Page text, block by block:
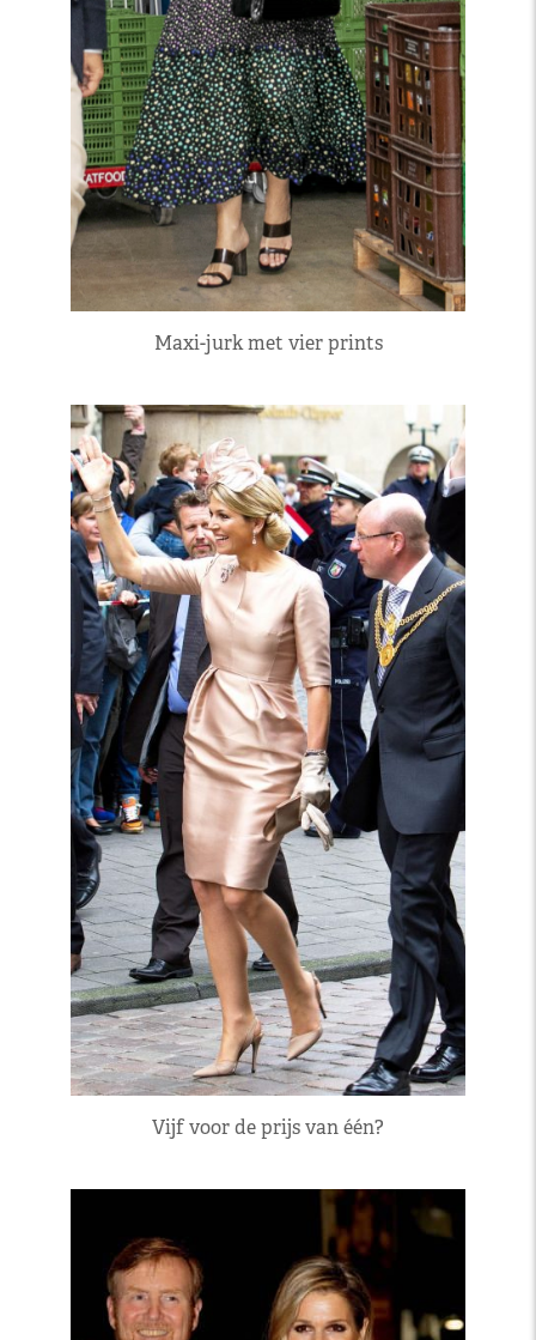
Maxi-jurk met vier prints
Vijf voor de prijs van één?